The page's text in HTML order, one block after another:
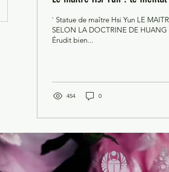
` Statue de maître Hsi Yun LE
SELON LA DOCTRINE DE
Érudit bien...
454 0